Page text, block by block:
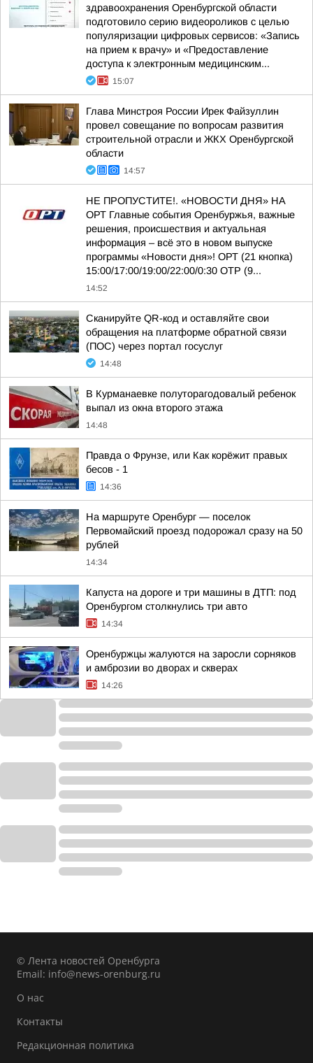
здравоохранения Оренбургской области
подготовило серию видеороликов с целью
популяризации цифровых сервисов: «Запись
на прием к врачу» и «Предоставление
доступа к электронным медицинским...
15:07
Глава Минстроя России Ирек Файзуллин
провел совещание по вопросам развития
строительной отрасли и ЖКХ Оренбургской
области
14:57
НЕ ПРОПУСТИТЕ!. «НОВОСТИ ДНЯ» НА
ОРТ Главные события Оренбуржья, важные
решения, происшествия и актуальная
информация – всё это в новом выпуске
программы «Новости дня»! ОРТ (21 кнопка)
15:00/17:00/19:00/22:00/0:30 ОТР (9...
14:52
Сканируйте QR-код и оставляйте свои
обращения на платформе обратной связи
(ПОС) через портал госуслуг
14:48
В Курманаевке полуторагодовалый ребенок
выпал из окна второго этажа
14:48
Правда о Фрунзе, или Как корёжит правых
бесов - 1
14:36
На маршруте Оренбург — поселок
Первомайский проезд подорожал сразу на 50
рублей
14:34
Капуста на дороге и три машины в ДТП: под
Оренбургом столкнулись три авто
14:34
Оренбуржцы жалуются на заросли сорняков
и амброзии во дворах и скверах
14:26
© Лента новостей Оренбурга
Email: info@news-orenburg.ru
О нас
Контакты
Редакционная политика